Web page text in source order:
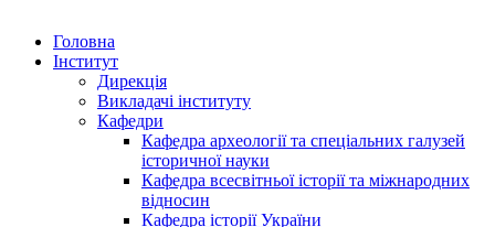
Головна
Інститут
Дирекція
Викладачі інституту
Кафедри
Кафедра археології та спеціальних галузей
історичної науки
Кафедра всесвітньої історії та міжнародних
відносин
Кафедра історії України